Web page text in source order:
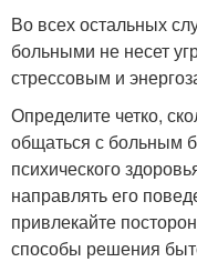
Во всех остальных
больными не несет
стрессовым и
Определите четко,
общаться с больным
психического
направлять его
привлекайте
способы решения